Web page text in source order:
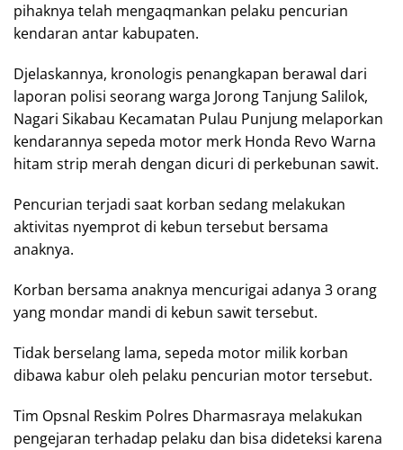
pihaknya telah mengaqmankan pelaku pencurian
kendaran antar kabupaten.
Djelaskannya, kronologis penangkapan berawal dari
laporan polisi seorang warga Jorong Tanjung Salilok,
Nagari Sikabau Kecamatan Pulau Punjung melaporkan
kendarannya sepeda motor merk Honda Revo Warna
hitam strip merah dengan dicuri di perkebunan sawit.
Pencurian terjadi saat korban sedang melakukan
aktivitas nyemprot di kebun tersebut bersama
anaknya.
Korban bersama anaknya mencurigai adanya 3 orang
yang mondar mandi di kebun sawit tersebut.
Tidak berselang lama, sepeda motor milik korban
dibawa kabur oleh pelaku pencurian motor tersebut.
Tim Opsnal Reskim Polres Dharmasraya melakukan
pengejaran terhadap pelaku dan bisa dideteksi karena